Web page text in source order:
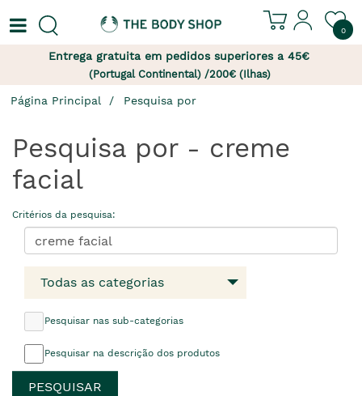
0
Entrega gratuita em pedidos superiores a 45€
(Portugal Continental) /200€ (Ilhas)
Página Principal Pesquisa por
Pesquisa por - creme
facial
Critérios da pesquisa:
Todas as categorias
Pesquisar nas sub-categorias
Pesquisar na descrição dos produtos